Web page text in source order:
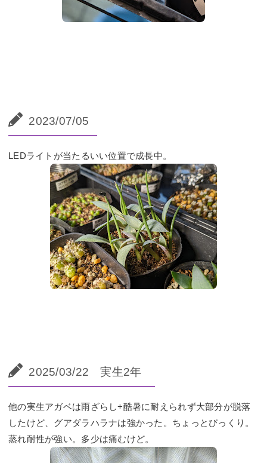
2023/07/05
LEDライトが当たるいい位置で成長中。
2025/03/22 実生2年
他の実生アガベは雨ざらし+酷暑に耐えられず大部分が脱落
したけど、グアダラハラナは強かった。ちょっとびっくり。
蒸れ耐性が強い。多少は痛むけど。